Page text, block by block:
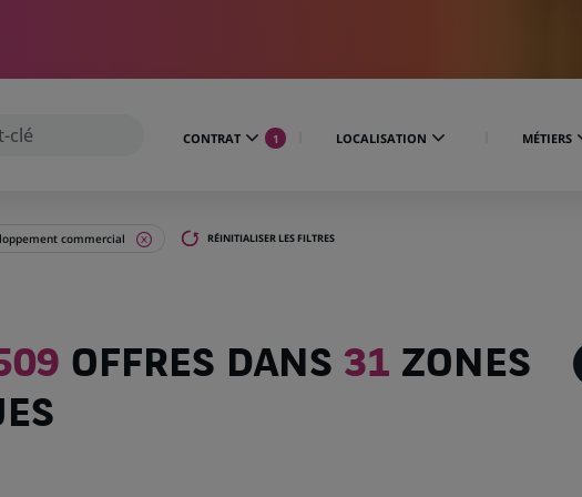
CONTRAT 1 LOCALISATION MÉTIERS
commercial RÉINITIALISER LES FILTRES
OFFRES DANS 31 ZONES